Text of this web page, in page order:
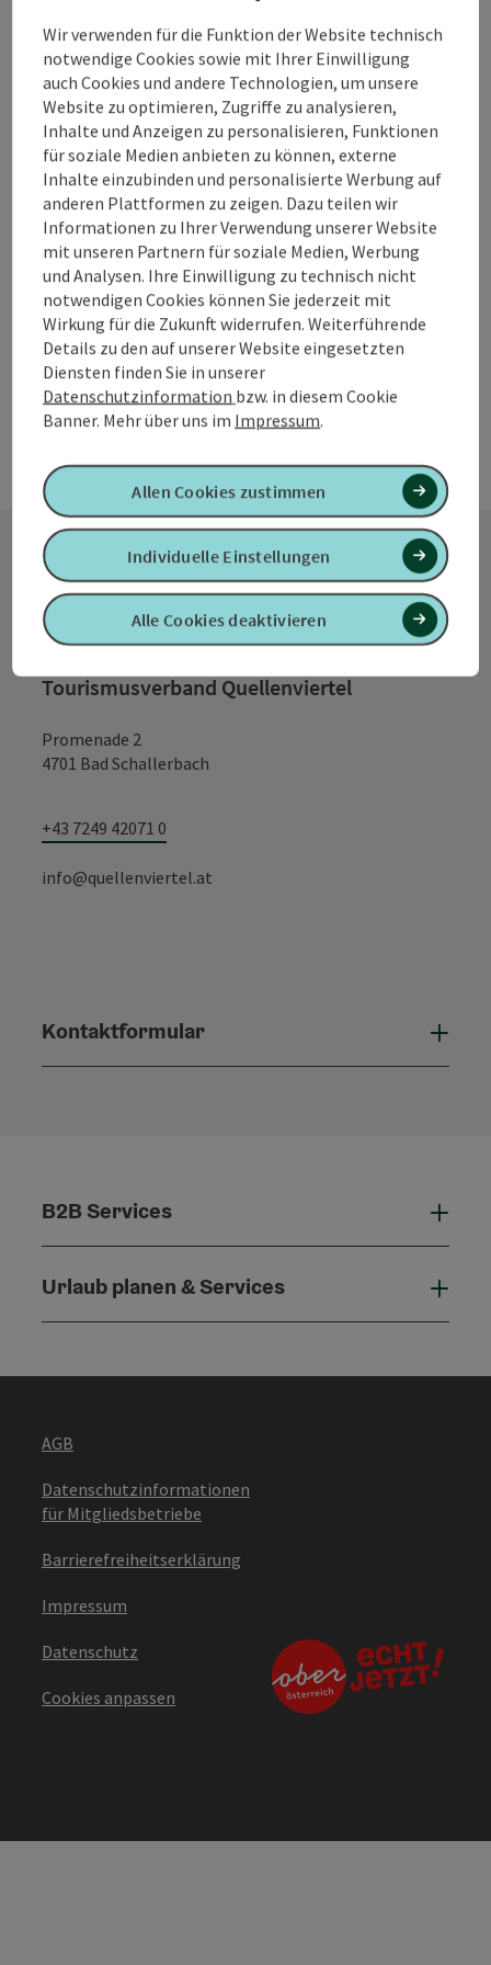
Planung eines Weingartens2008 Pflanzung eines
Weingartens mit 216 Reben2008 Errichtung des
Bibelweges zur "Hohen Kreuzkapelle"2009 Errichtung des
Sagenweges zum Thema "Brudermord auf der Friedburg"
©
Waldsee Mittererb
Ein netter Platz um zu entspannen oder ein paar Stunden
zu verweilen. Der Waldsee liegt zwischen Lengau und
Schneegattern. Ist auch ein sehr beliebter Platz zum
FischenLengau
Öffnungszeiten
MOMontag geöffnet
DIDienstag geöffnet
MI Mittwoch geöffnet
DODonnerstag geöffnet
FRFreitag geöffnet
SASamstag geöffnet
SOSonntag geöffnet
FEFeiertag geöffnet
Kontakt
Tourismusverband Quellenviertel
Promenade 2
4701 Bad Schallerbach
+43 7249 42071 0
info@quellenviertel.at
Kontaktformular
B2B Services
Urlaub planen & Services
AGB
Datenschutzinformationen
für Mitgliedsbetriebe
Barrierefreiheitserklärung
Impressum
Datenschutz
Cookies anpassen
Wir verwenden für die Funktion der Website technisch
notwendige Cookies sowie mit Ihrer Einwilligung
auch Cookies und andere Technologien, um unsere
Website zu optimieren, Zugriffe zu analysieren,
Inhalte und Anzeigen zu personalisieren, Funktionen
für soziale Medien anbieten zu können, externe
Inhalte einzubinden und personalisierte Werbung auf
anderen Plattformen zu zeigen. Dazu teilen wir
Informationen zu Ihrer Verwendung unserer Website
mit unseren Partnern für soziale Medien, Werbung
und Analysen. Ihre Einwilligung zu technisch nicht
notwendigen Cookies können Sie jederzeit mit
Wirkung für die Zukunft widerrufen. Weiterführende
Details zu den auf unserer Website eingesetzten
Diensten finden Sie in unserer
Datenschutzinformation bzw. in diesem Cookie
Banner. Mehr über uns im Impressum.
Alle Cookies deaktivieren
Individuelle Einstellungen
Allen Cookies zustimmen